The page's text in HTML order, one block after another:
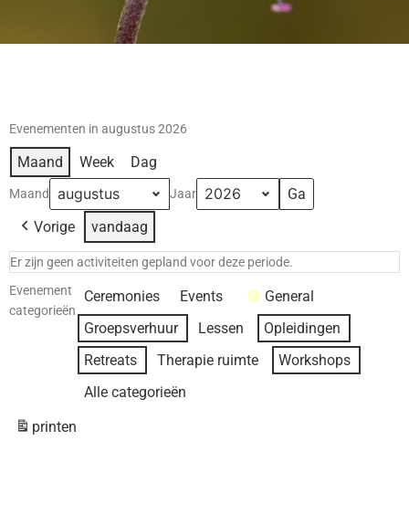
Evenementen in augustus 2026
Maand Week Dag
Maand Jaar
Vorige vandaag
Er zijn geen activiteiten gepland voor deze periode.
Evenement
categorieën
Ceremonies Events
General
Groepsverhuur
Lessen
Opleidingen
Retreats
Therapie ruimte
Workshops
Alle categorieën
printen